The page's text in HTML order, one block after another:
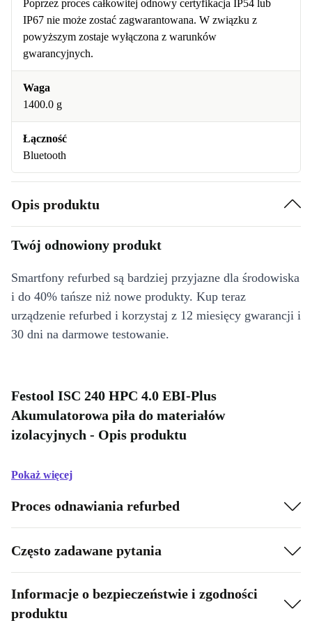
Poprzez proces całkowitej odnowy certyfikacja IP54 lub
IP67 nie może zostać zagwarantowana. W związku z
powyższym zostaje wyłączona z warunków
gwarancyjnych.
Waga
1400.0 g
Łączność
Bluetooth
Opis produktu
Twój odnowiony produkt
Smartfony refurbed są bardziej przyjazne dla środowiska
i do 40% tańsze niż nowe produkty. Kup teraz
urządzenie refurbed i korzystaj z 12 miesięcy gwarancji i
30 dni na darmowe testowanie.
Festool ISC 240 HPC 4.0 EBI-Plus
Akumulatorowa piła do materiałów
izolacyjnych - Opis produktu
Pokaż więcej
Proces odnawiania refurbed
Często zadawane pytania
Informacje o bezpieczeństwie i zgodności
produktu